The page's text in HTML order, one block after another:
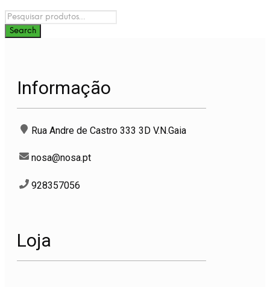
Informação
Rua Andre de Castro 333 3D V.N.Gaia
nosa@nosa.pt
928357056
Loja